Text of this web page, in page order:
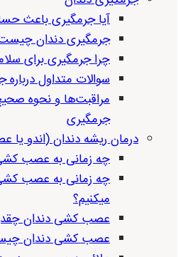
آیا جرمگیری باعث
جرمگیری دندان
چرا جرمگیری برای
سوالات متداول درباره
مراقبت‌ها و نحوه
جرمگیری
درمان ریشه دندان (اندو
چه زمانی به عصب کشی
چه زمانی به عصب کشی
میکنیم؟
عصب کشی دندان
عصب کشی دندان